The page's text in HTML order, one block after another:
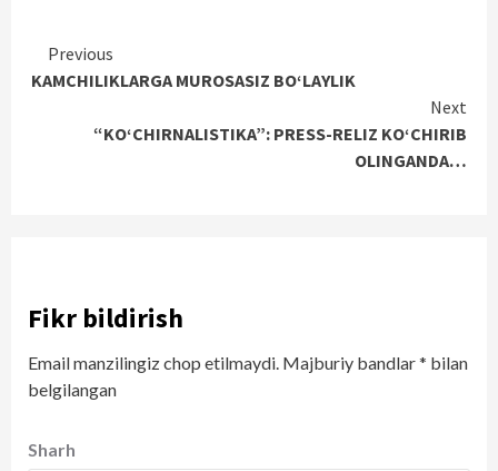
Continue
Reading
Previous
KAMCHILIKLARGA MUROSASIZ BO‘LAYLIK
Next
“KO‘CHIRNALISTIKA”: PRESS-RELIZ KO‘CHIRIB
OLINGANDA…
Fikr bildirish
Email manzilingiz chop etilmaydi. Majburiy bandlar* bilan
belgilangan
Sharh